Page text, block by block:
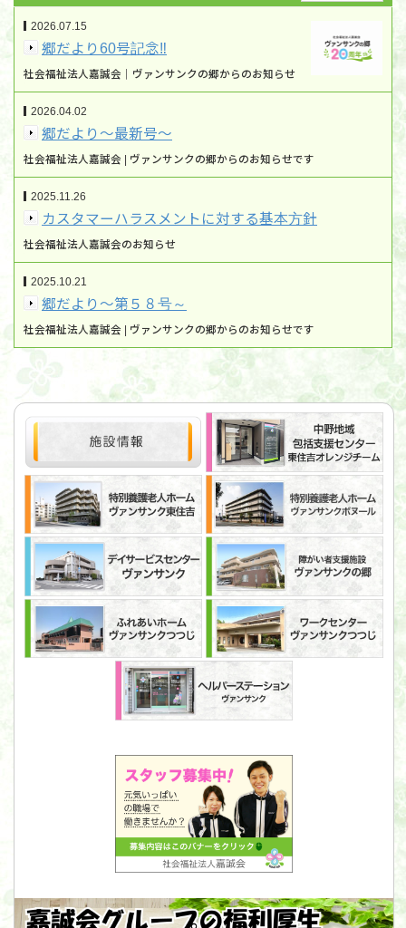
2026.07.15
郷だより60号記念‼
社会福祉法人嘉誠会｜ヴァンサンクの郷からのお知らせ
2026.04.02
郷だより～最新号～
社会福祉法人嘉誠会 | ヴァンサンクの郷からのお知らせです
2025.11.26
カスタマーハラスメントに対する基本方針
社会福祉法人嘉誠会のお知らせ
2025.10.21
郷だより～第５８号～
社会福祉法人嘉誠会 | ヴァンサンクの郷からのお知らせです